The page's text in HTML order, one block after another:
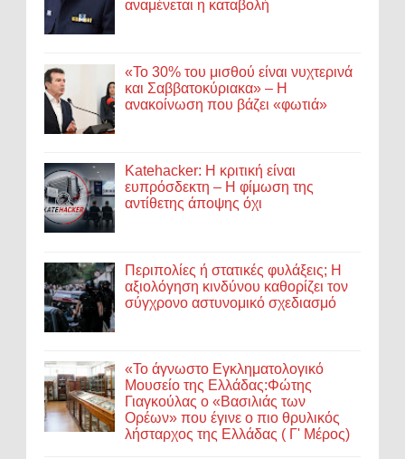
αναμένεται η καταβολή
«Το 30% του μισθού είναι νυχτερινά
και Σαββατοκύριακα» – Η
ανακοίνωση που βάζει «φωτιά»
Katehacker: Η κριτική είναι
ευπρόσδεκτη – Η φίμωση της
αντίθετης άποψης όχι
Περιπολίες ή στατικές φυλάξεις; Η
αξιολόγηση κινδύνου καθορίζει τον
σύγχρονο αστυνομικό σχεδιασμό
«Το άγνωστο Εγκληματολογικό
Μουσείο της Ελλάδας:Φώτης
Γιαγκούλας ο «Βασιλιάς των
Ορέων» που έγινε ο πιο θρυλικός
λήσταρχος της Ελλάδας ( Γ' Μέρος)